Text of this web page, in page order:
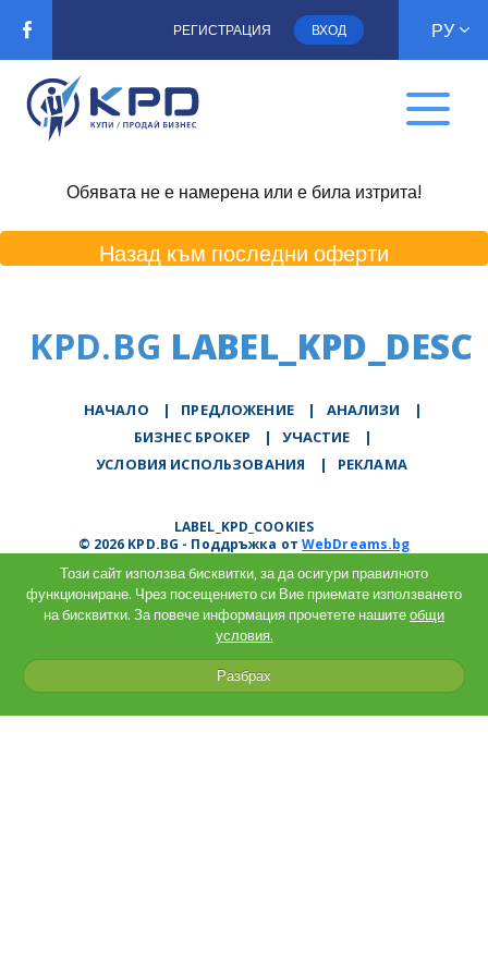
РЕГИСТРАЦИЯ ВХОД РУ
Обявата не е намерена или е била изтрита!
Назад към последни оферти
KPD.BG LABEL_KPD_DESC
НАЧАЛО | ПРЕДЛОЖЕНИЕ | АНАЛИЗИ
|
БИЗНЕС БРОКЕР
| УЧАСТИЕ
|
УСЛОВИЯ ИСПОЛЬЗОВАНИЯ
| РЕКЛАМА
LABEL_KPD_COOKIES
© 2026 KPD.BG - Поддръжка отWebDreams.bg
Този сайт използва бисквитки, за да осигури правилното
функциониране. Чрез посещението си Вие приемате използването
на бисквитки. За повече информация прочетете нашитеобщи
условия.
Разбрах